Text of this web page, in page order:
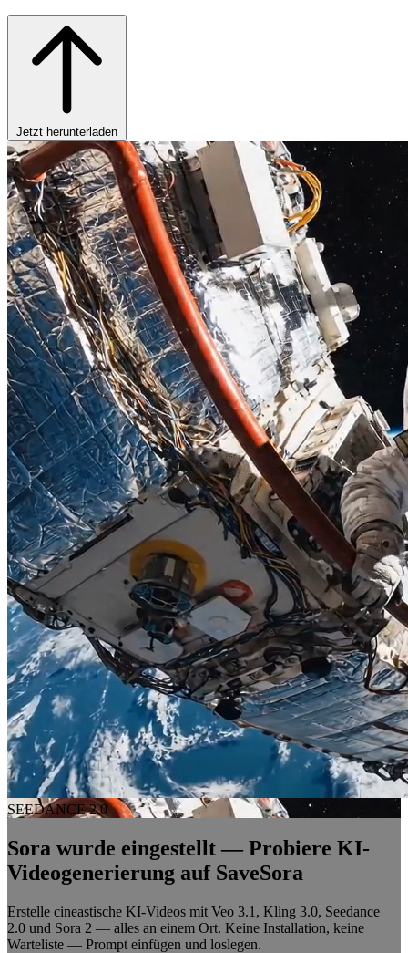
Jetzt herunterladen
SEEDANCE 2.0
Sora wurde eingestellt — Probiere KI-
Videogenerierung auf SaveSora
Erstelle cineastische KI-Videos mit Veo 3.1, Kling 3.0, Seedance
2.0 und Sora 2 — alles an einem Ort. Keine Installation, keine
Warteliste — Prompt einfügen und loslegen.